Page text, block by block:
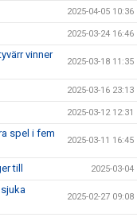
2025-04-05 10:36
2025-03-24 16:46
vinner
2025-03-18 11:35
2025-03-16 23:13
2025-03-12 12:31
spel i fem
2025-03-11 16:45
till 2025-03-04
2025-02-27 09:08